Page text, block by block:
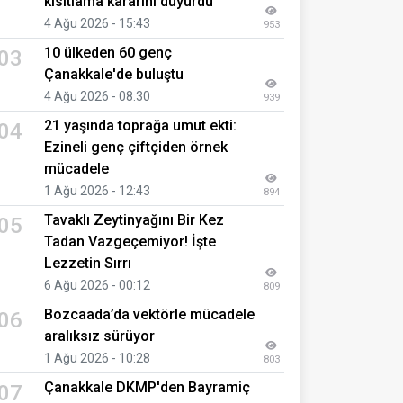
4 Ağu 2026 - 15:43 953
10 ülkeden 60 genç
Çanakkale'de buluştu
4 Ağu 2026 - 08:30 939
21 yaşında toprağa umut ekti:
Ezineli genç çiftçiden örnek
mücadele
1 Ağu 2026 - 12:43 894
Tavaklı Zeytinyağını Bir Kez
Tadan Vazgeçemiyor! İşte
Lezzetin Sırrı
6 Ağu 2026 - 00:12 809
Bozcaada’da vektörle mücadele
aralıksız sürüyor
1 Ağu 2026 - 10:28 803
Çanakkale DKMP'den Bayramiç